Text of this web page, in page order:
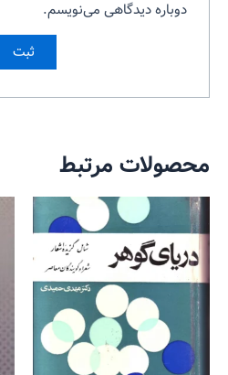
دوباره دیدگاهی می‌نویسم.
محصولات مرتبط